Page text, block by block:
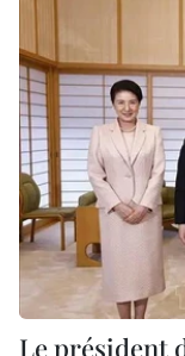
Le président